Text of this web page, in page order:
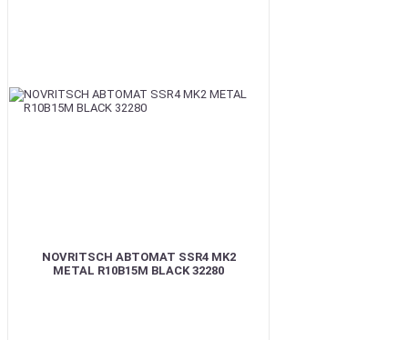
NOVRITSCH АВТОМАТ SSR4 MK2
METAL R10B15M BLACK 32280